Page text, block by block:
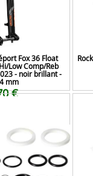
Fox 36 Float
Low Comp/Reb
- noir brillant -
mm
€